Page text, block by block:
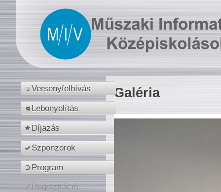
Versenyfelhívás
Lebonyolítás
Díjazás
Szponzorok
Program
Regisztráció
Galéria